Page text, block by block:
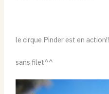
le cirque Pinder est en action!!
sans filet^^